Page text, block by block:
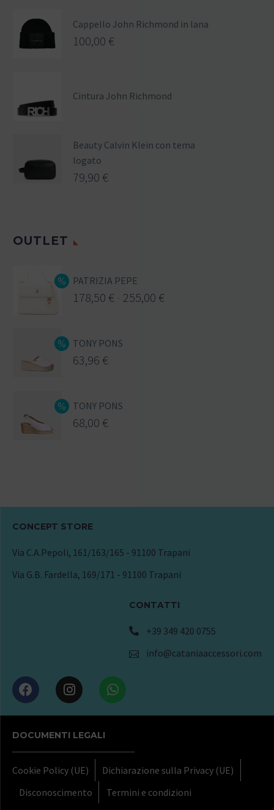
Cappello John Richmond in lana
100,00 €
Cintura John Richmond
Beauty Calvin Klein con tema
logato
79,90 €
OUTLET
PATRIZIA PEPE
178,50 € 255,00 €
TONY PONS
63,96 €
TONY PONS
68,00 €
CONCEPT STORE
Via C.A.Pepoli, 161/163/165 - 91100 Trapani
Via G.B. Fardella, 169/171 - 91100 Trapani
CONTATTI
+39 349 420 0755
info@cataniaaccessori.com
DOCUMENTI LEGALI
Cookie Policy (UE)
Dichiarazione sulla Privacy (UE)
Disconoscimento
Termini e condizioni